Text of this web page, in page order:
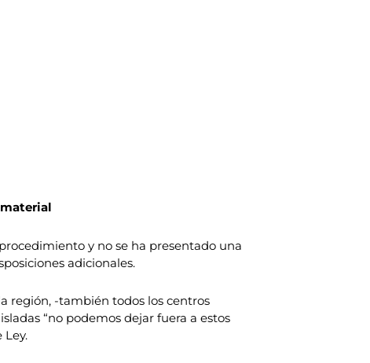
y no se ha presentado una
adicionales.
región, -también todos los centros
“no podemos dejar fuera a estos
Ley.